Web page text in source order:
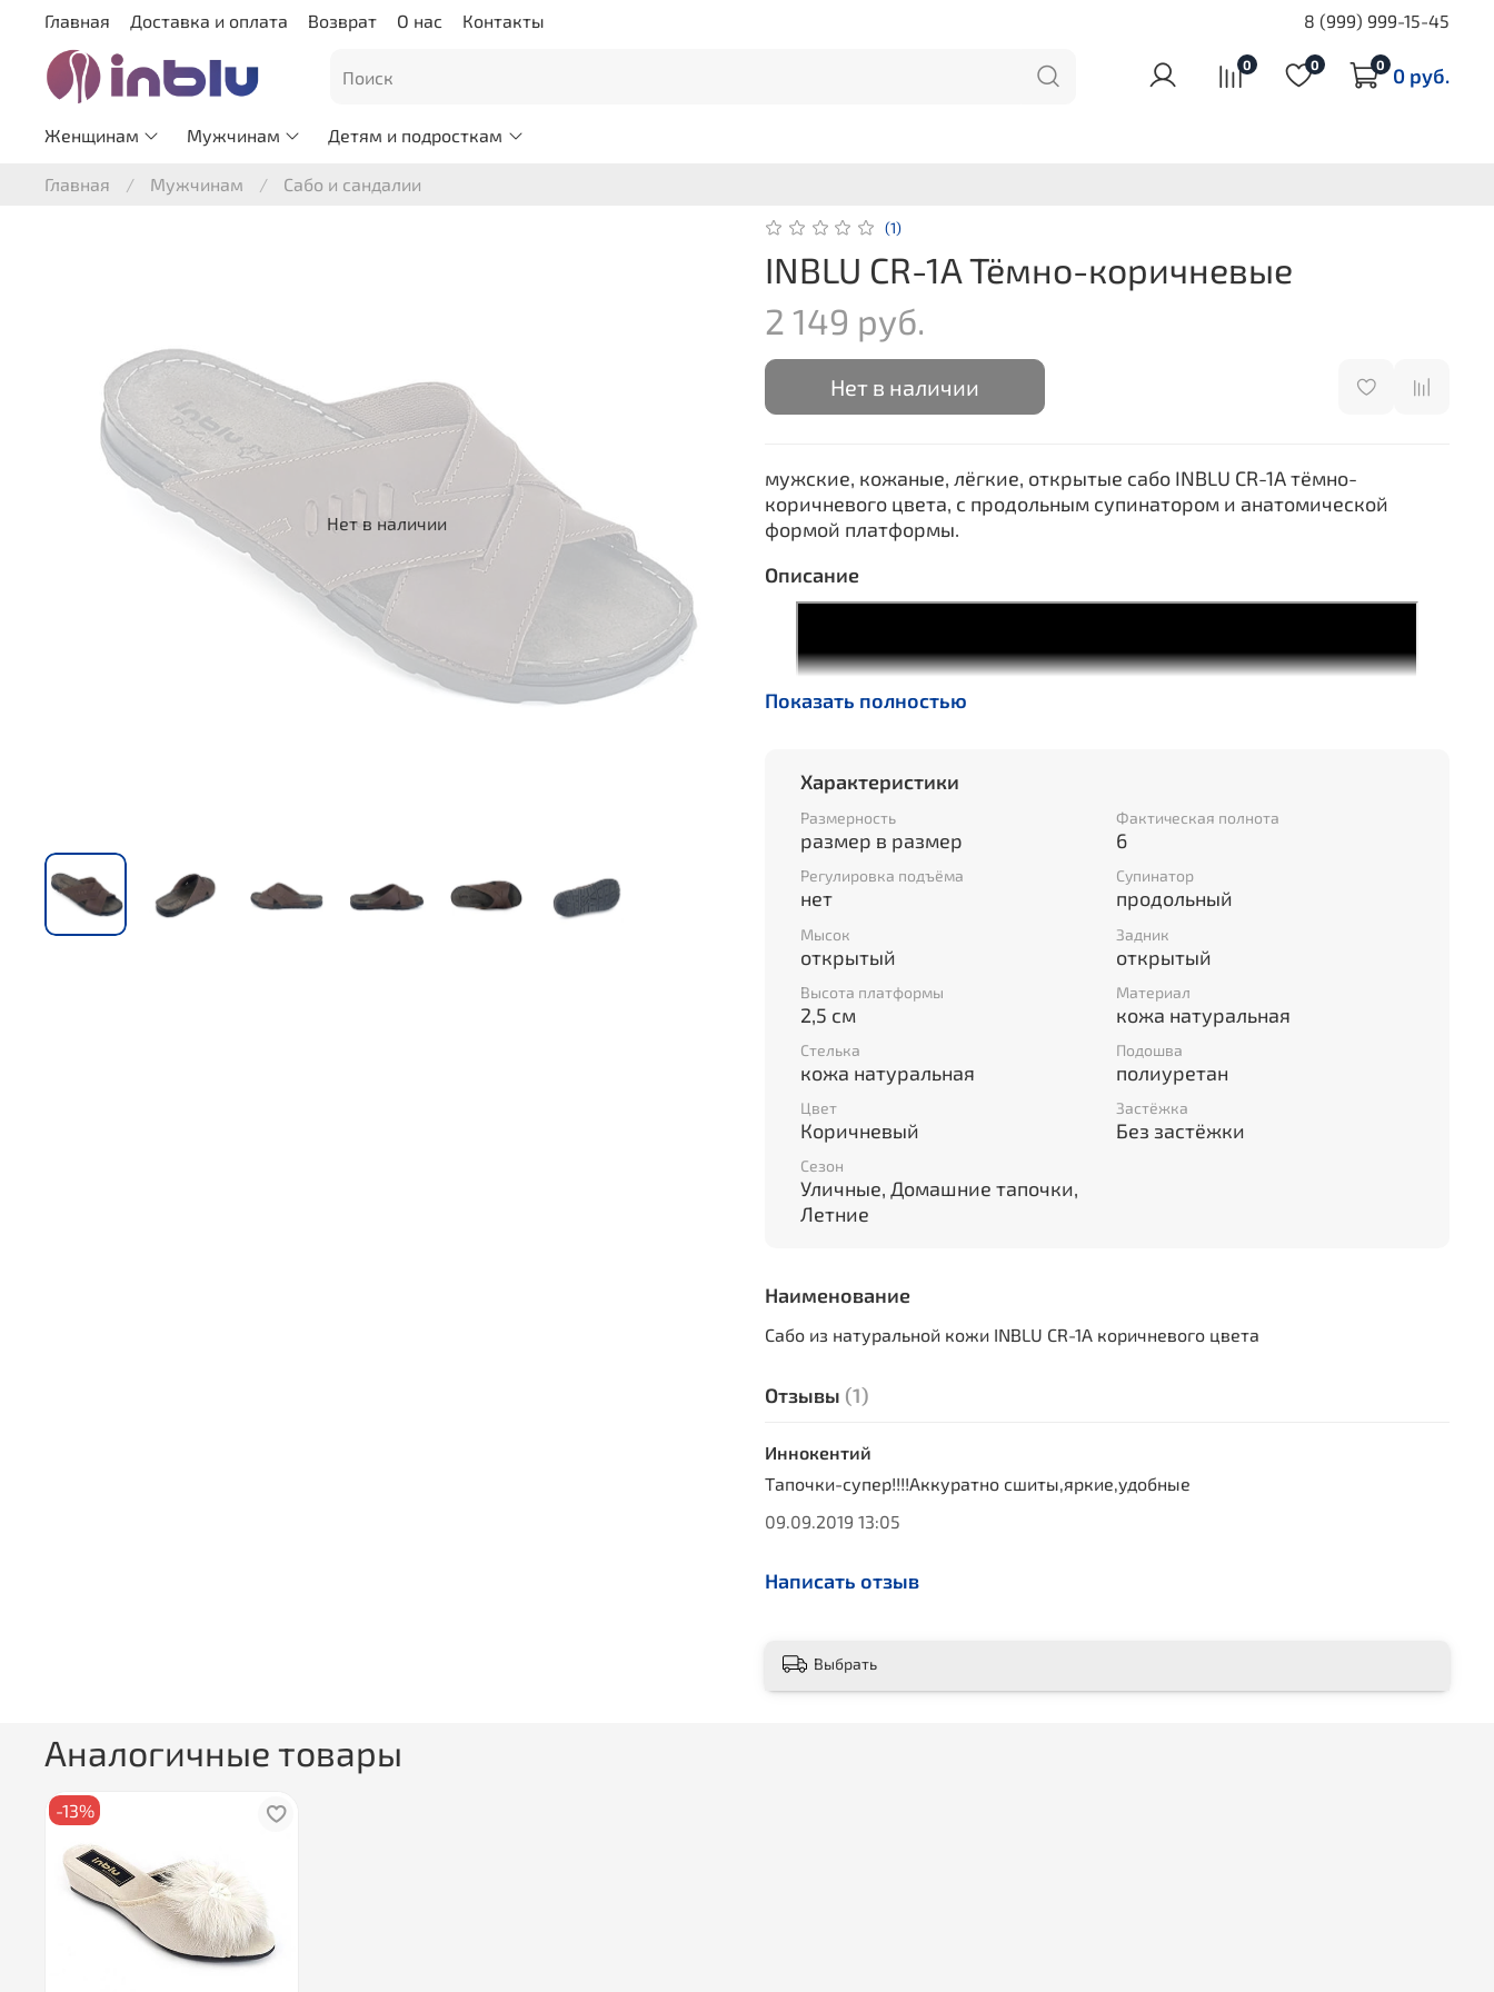
Главная Доставка и оплата Возврат О нас Контакты 8 (999) 999-15-45
0 0 0 0 руб.
Женщинам Мужчинам Детям и подросткам
Главная Мужчинам Сабо и сандалии
Нет в наличии
(1)
INBLU CR-1A Тёмно-коричневые
2 149 руб.
Нет в наличии
мужские, кожаные, лёгкие, открытые сабо INBLU CR-1A тёмно-
коричневого цвета, с продольным супинатором и анатомической
формой платформы.
Описание
Показать полностью
Характеристики
Размерность
размер в размер
Фактическая полнота
6
Регулировка подъёма
нет
Супинатор
продольный
Мысок
открытый
Задник
открытый
Высота платформы
2,5 см
Материал
кожа натуральная
Стелька
кожа натуральная
Подошва
полиуретан
Цвет
Коричневый
Застёжка
Без застёжки
Сезон
Уличные, Домашние тапочки,
Летние
Наименование
Сабо из натуральной кожи INBLU CR-1A коричневого цвета
Отзывы (1)
Иннокентий
Тапочки-супер!!!!Аккуратно сшиты,яркие,удобные
09.09.2019 13:05
Написать отзыв
Выбрать
Аналогичные товары
-13%